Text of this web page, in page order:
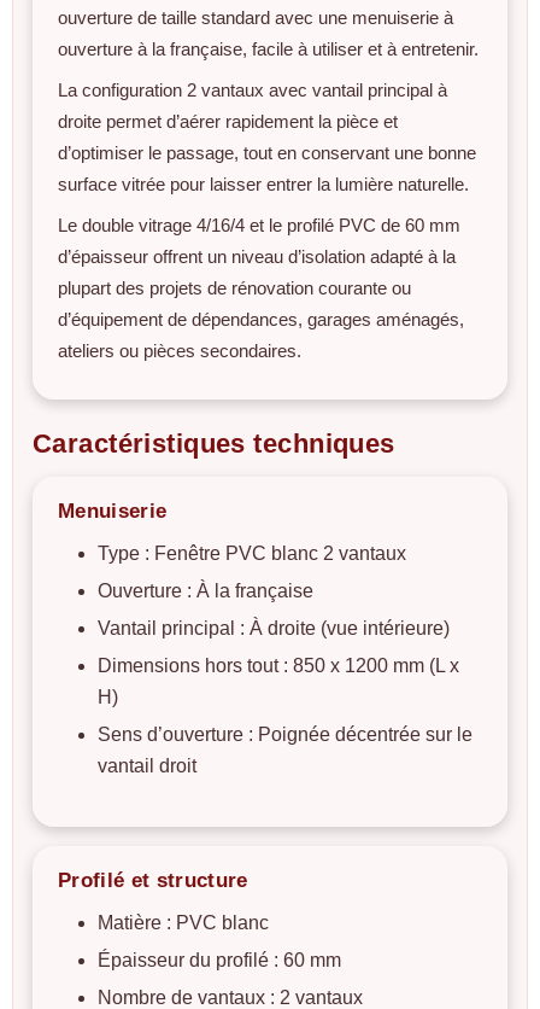
ouverture de taille standard avec une menuiserie à
ouverture à la française, facile à utiliser et à entretenir.
La configuration 2 vantaux avec vantail principal à
droite permet d’aérer rapidement la pièce et
d’optimiser le passage, tout en conservant une bonne
surface vitrée pour laisser entrer la lumière naturelle.
Le double vitrage 4/16/4 et le profilé PVC de 60 mm
d’épaisseur offrent un niveau d’isolation adapté à la
plupart des projets de rénovation courante ou
d’équipement de dépendances, garages aménagés,
ateliers ou pièces secondaires.
Caractéristiques techniques
Menuiserie
Type : Fenêtre PVC blanc 2 vantaux
Ouverture : À la française
Vantail principal : À droite (vue intérieure)
Dimensions hors tout : 850 x 1200 mm (L x
H)
Sens d’ouverture : Poignée décentrée sur le
vantail droit
Profilé et structure
Matière : PVC blanc
Épaisseur du profilé : 60 mm
Nombre de vantaux : 2 vantaux